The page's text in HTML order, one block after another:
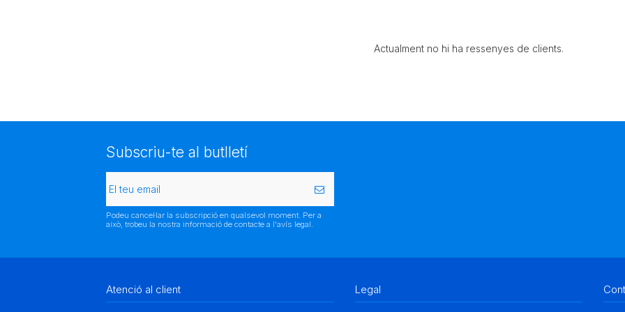
Actualment no hi ha ressenyes de clients.
Subscriu-te al butlletí
Podeu cancel·lar la subscripció en qualsevol moment. Per a
això, trobeu la nostra informació de contacte a l'avís legal.
Atenció al client Legal